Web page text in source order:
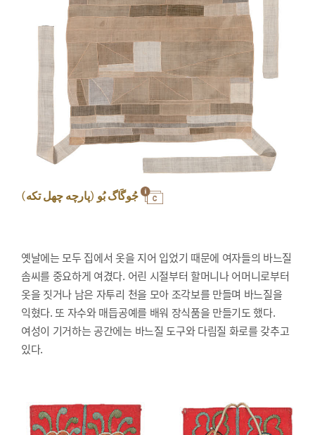
جُوگَاگ بُو (پارچه چهل تکه)
옛날에는 모두 집에서 옷을 지어 입었기 때문에 여자들의 바느질
솜씨를 중요하게 여겼다. 어린 시절부터 할머니나 어머니로부터
옷을 짓거나 남은 자투리 천을 모아 조각보를 만들며 바느질을
익혔다. 또 자수와 매듭공예를 배워 장식품을 만들기도 했다.
여성이 기거하는 공간에는 바느질 도구와 다림질 화로를 갖추고
있다.